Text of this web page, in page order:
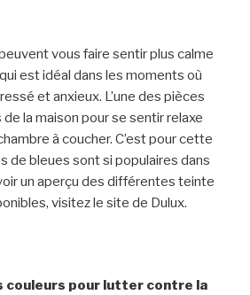
vous faire sentir plus calme
est idéal dans les moments où
et anxieux. L’une des pièces
la maison pour se sentir relaxe
à coucher. C’est pour cette
de bleues sont si populaires dans
un aperçu des différentes teinte
visitez le site de Dulux.
couleurs pour lutter contre la